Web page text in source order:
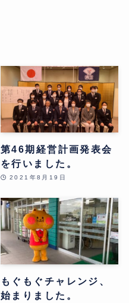
第46期経営計画発表会
を行いました。
2021年8月19日
もぐもぐチャレンジ、
始まりました。